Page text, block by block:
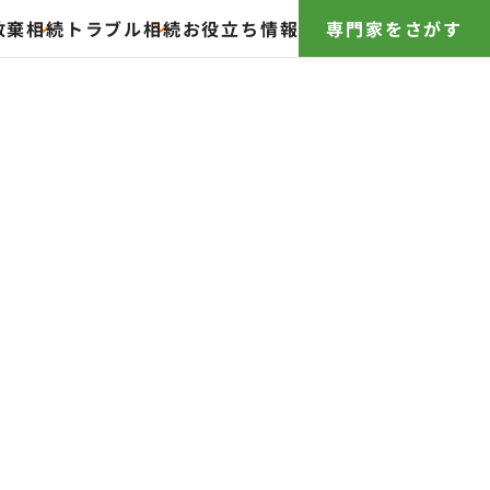
棄相続トラブル相続お役立ち情報 専門家をさがす